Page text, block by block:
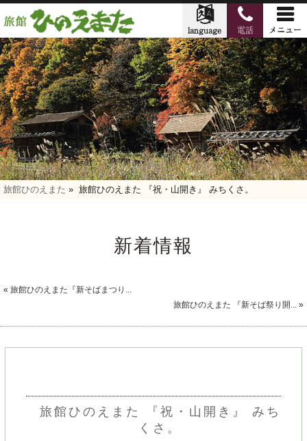
旅館ひのえまた » 旅館ひのえまた 『祝・山開き』 みちくさ。
新着情報
« 旅館ひのえまた『新そばまつり...
旅館ひのえまた 『新そば祭り開... »
旅館ひのえまた 『祝・山開き』 みち
くさ。